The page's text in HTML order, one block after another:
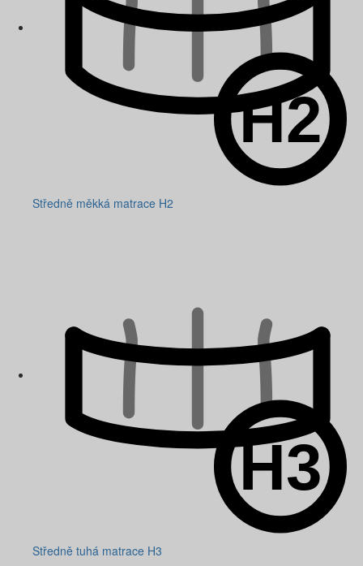
Středně měkká matrace H2
Středně tuhá matrace H3